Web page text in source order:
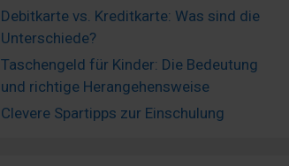
Debitkarte vs. Kreditkarte: Was sind die
Unterschiede?
Taschengeld für Kinder: Die Bedeutung
und richtige Herangehensweise
Clevere Spartipps zur Einschulung